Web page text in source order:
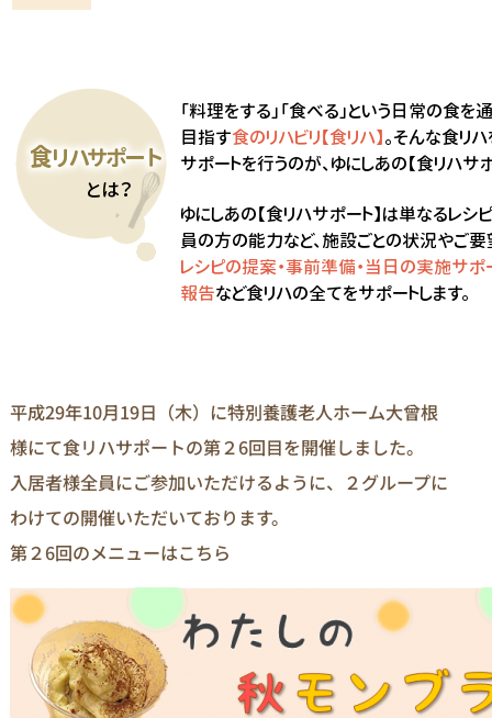
平成29年10月19日（木）に特別養護老人ホーム大曾根
様にて食リハサポートの第２6回目を開催しました。
入居者様全員にご参加いただけるように、２グループに
わけての開催いただいております。
第２6回のメニューはこちら